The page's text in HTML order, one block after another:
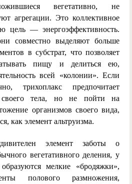
вегетативно, не
агрегации. Это коллективное
цель — энергоэффективность.
совместно выделяют больше
в субстрат, что позволяет
пищу и делиться ею,
всей «колонии». Если
трихоплакс предпочитает
тела, но не пойти на
организмов своего вида,
как элемент альтруизма.
элемент заботы о
вегетативного деления, у
мелкие «бродяжки»,
полового размножения,